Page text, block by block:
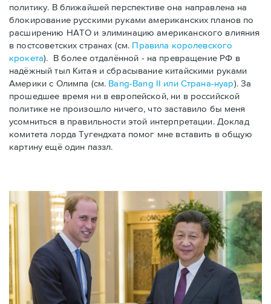
политику. В ближайшей перспективе она направлена на
блокирование русскими руками американских планов по
расширению НАТО и элиминацию американского влияния
в постсоветских странах (см. Правила королевского
крокета). B более отдалённой - на превращение РФ в
надёжный тыл Китая и сбрасывание китайскими руками
Америки с Олимпа (см. Bang-Bang II или Страна-нуар). За
прошедшее время ни в европейской, ни в российской
политике не произошло ничего, что заставило бы меня
усомниться в правильности этой интерпретации. Доклад
комитета лорда Тугендхата помог мне вставить в общую
картину ещё один паззл.